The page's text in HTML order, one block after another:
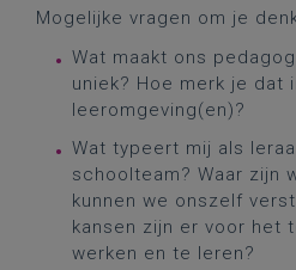
Mogelijke vragen om je
Wat maakt ons
uniek? Hoe merk je dat
leeromgeving(en)?
Wat typeert mij als
schoolteam? Waar zijn
kunnen we onszelf
kansen zijn er voor het
werken en te leren?